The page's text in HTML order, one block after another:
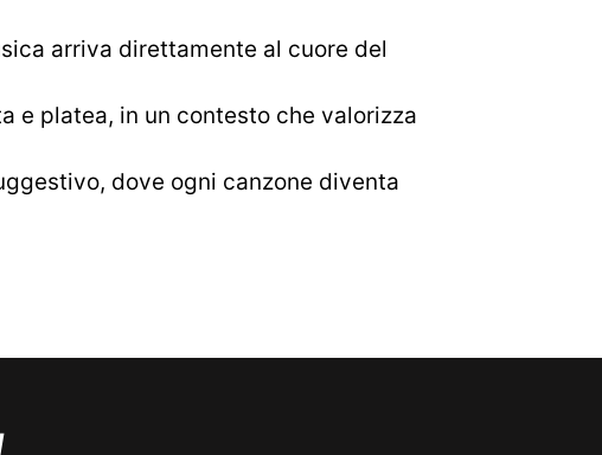
arriva direttamente al cuore del
e platea, in un contesto che valorizza
dove ogni canzone diventa